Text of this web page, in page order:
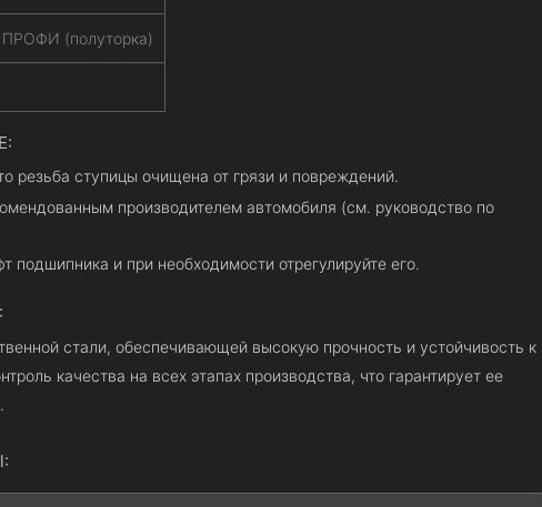
(полуторка)
резьба ступицы очищена от грязи и повреждений.
производителем автомобиля (см. руководство по
подшипника и при необходимости отрегулируйте его.
стали, обеспечивающей высокую прочность и устойчивость к
качества на всех этапах производства, что гарантирует ее